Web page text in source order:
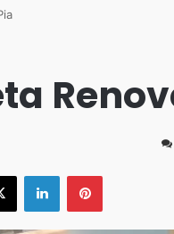
X LinkedinPinterest